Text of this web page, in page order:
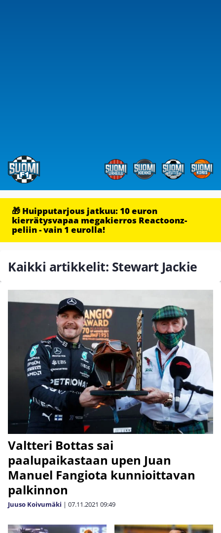
🎁 Huipputarjous jatkuu: 10 euron
kierrätysvapaa megakierros Reactoonz-
peliin - vain 1 eurolla!
Kaikki artikkelit: Stewart Jackie
Valtteri Bottas sai
paalupaikastaan upen Juan
Manuel Fangiota kunnioittavan
palkinnon
Juuso Koivumäki | 07.11.2021 09:49